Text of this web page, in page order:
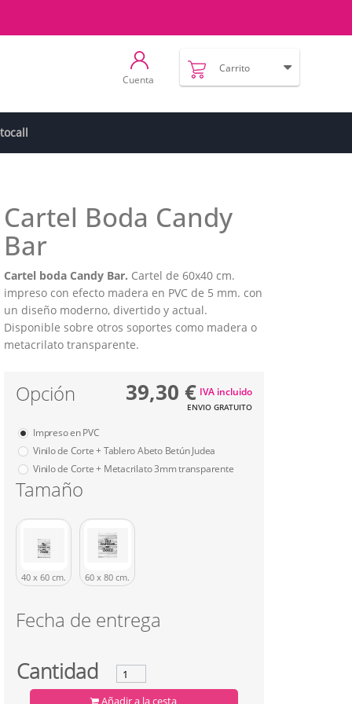
Carrito
Cuenta
Cartel Boda Candy
Bar
Cartel boda Candy Bar. Cartel de 60x40 cm.
impreso con efecto madera en PVC de 5 mm. con
un diseño moderno, divertido y actual.
Disponible sobre otros soportes como madera o
metacrilato transparente.
Opción
Impreso en PVC
Vinilo de Corte + Tablero Abeto Betún Judea
Vinilo de Corte + Metacrilato 3mm transparente
Tamaño
40 x 60 cm. 60 x 80 cm.
Fecha de entrega
Cantidad
39,30 €
ENVIO GRATUITO
IVA incluido
Añadir a la cesta